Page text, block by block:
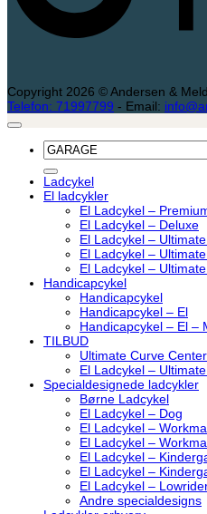
Copyright 2026 © Andersen &
Telefon: 71997799 - Email:
Søg
efter:
Ladcykel
El ladcykler
El Ladcykel –
El Ladcykel – Deluxe
El Ladcykel –
El Ladcykel –
El Ladcykel –
Handicapcykel
Handicapcykel
Handicapcykel – El
Handicapcykel – El –
TILBUD
Ultimate Curve
El Ladcykel –
Specialdesignede ladcykler
Børne Ladcykel
El Ladcykel – Dog
El Ladcykel –
El Ladcykel –
El Ladcykel –
El Ladcykel –
El Ladcykel –
Andre specialdesigns